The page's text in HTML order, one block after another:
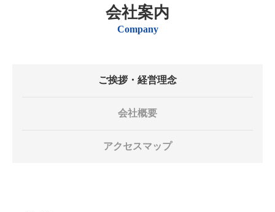
会社案内
Company
ご挨拶・経営理念
会社概要
アクセスマップ